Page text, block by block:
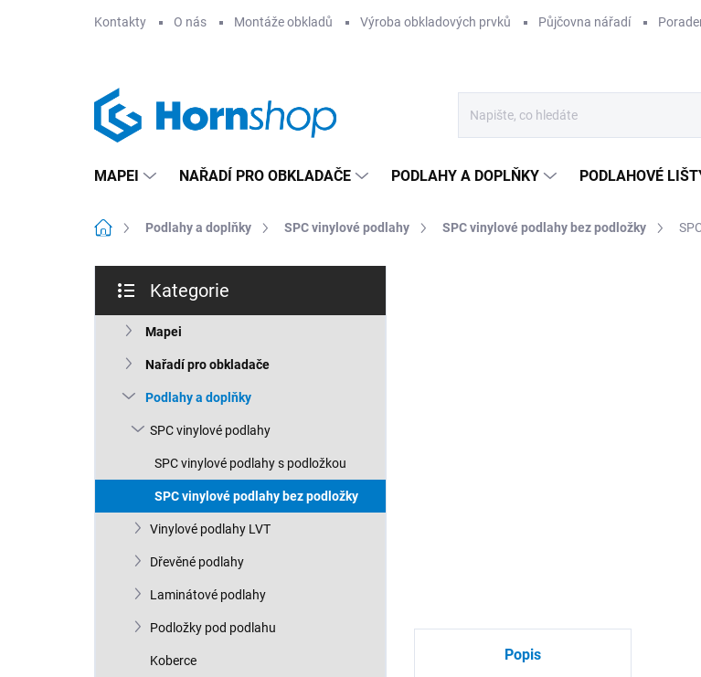
Kontakty O nás Montáže obkladů Výroba obkladových prvků Půjčovna nářadí
MAPEI NAŘADÍ PRO OBKLADAČE PODLAHY A DOPLŇKY PODLAHOVÉ
Domů Podlahy a doplňky SPC vinylové podlahy SPC vinylové podlahy bez podložky
s
a
e
kategorie
Kategorie
Mapei
Nařadí pro obkladače
Podlahy a doplňky
SPC vinylové podlahy
SPC vinylové podlahy s podložkou
SPC vinylové podlahy bez podložky
Vinylové podlahy LVT
Dřevěné podlahy
Laminátové podlahy
Podložky pod podlahu
Koberce Popis